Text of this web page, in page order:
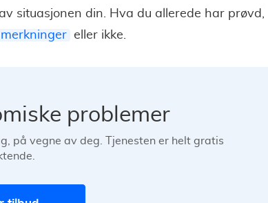
situasjonen din. Hva du allerede har prøvd,
eller ikke.
problemer
på vegne av deg. Tjenesten er helt gratis